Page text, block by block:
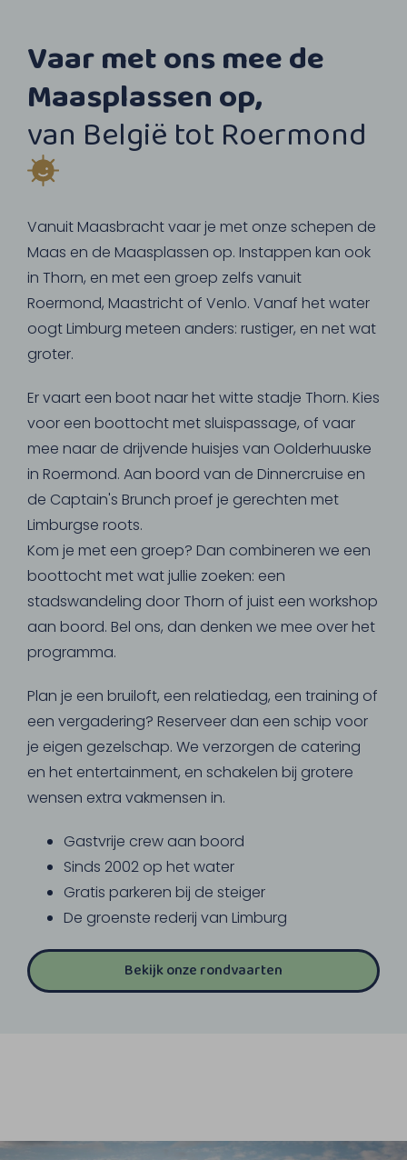
Vaar met ons mee de
Maasplassen op,
van België tot Roermond
Vanuit Maasbracht vaar je met onze schepen de
Maas en de Maasplassen op. Instappen kan ook
in Thorn, en met een groep zelfs vanuit
Roermond, Maastricht of Venlo. Vanaf het water
oogt Limburg meteen anders: rustiger, en net wat
groter.
Er vaart een boot naar het witte stadje Thorn. Kies
voor een boottocht met sluispassage, of vaar
mee naar de drijvende huisjes van Oolderhuuske
in Roermond. Aan boord van de Dinnercruise en
de Captain's Brunch proef je gerechten met
Limburgse roots.
Kom je met een groep? Dan combineren we een
boottocht met wat jullie zoeken: een
stadswandeling door Thorn of juist een workshop
aan boord. Bel ons, dan denken we mee over het
programma.
Plan je een bruiloft, een relatiedag, een training of
een vergadering? Reserveer dan een schip voor
je eigen gezelschap. We verzorgen de catering
en het entertainment, en schakelen bij grotere
wensen extra vakmensen in.
Gastvrije crew aan boord
Sinds 2002 op het water
Gratis parkeren bij de steiger
De groenste rederij van Limburg
Bekijk onze rondvaarten